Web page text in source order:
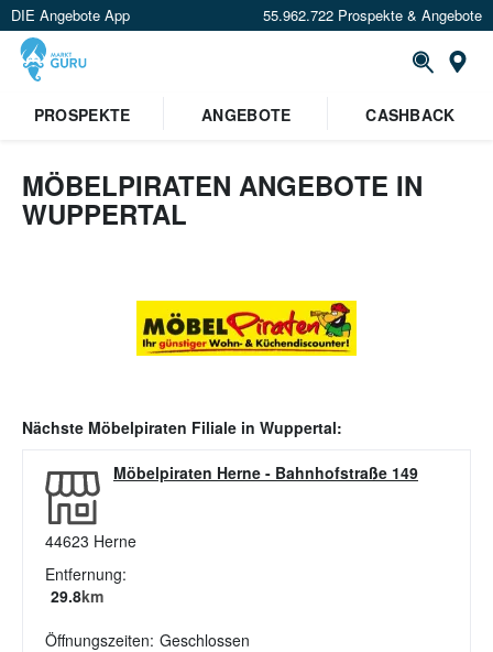
DIE Angebote App 55.962.722 Prospekte & Angebote
PROSPEKTE
ANGEBOTE CASHBACK
MÖBELPIRATEN ANGEBOTE IN
WUPPERTAL
Nächste Möbelpiraten Filiale in Wuppertal:
Möbelpiraten Herne - Bahnhofstraße 149
44623 Herne
Entfernung:
29.8km
Öffnungszeiten: Geschlossen